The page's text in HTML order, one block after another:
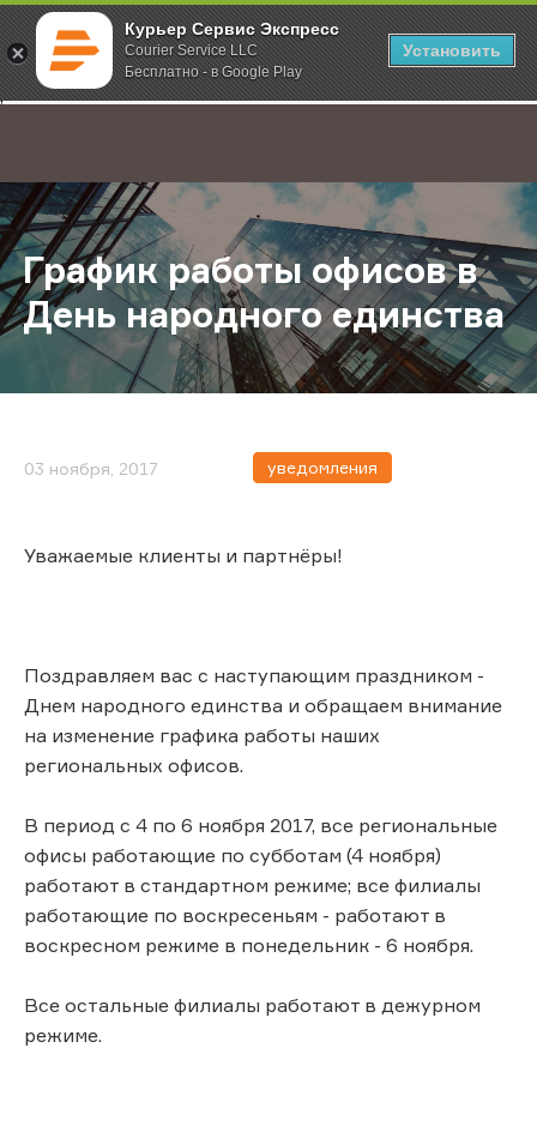
Курьер Сервис Экспресс
Courier Service LLC
Бесплатно - в Google Play
Установить
;
Главная О компании Новости График работы офисов в День
График работы офисов в
День народного единства
03 ноября, 2017 уведомления
Уважаемые клиенты и партнёры!
Поздравляем вас с наступающим праздником -
Днем народного единства и обращаем внимание
на изменение графика работы наших
региональных офисов.
В период с 4 по 6 ноября 2017, все региональные
офисы работающие по субботам (4 ноября)
работают в стандартном режиме; все филиалы
работающие по воскресеньям - работают в
воскресном режиме в понедельник - 6 ноября.
Все остальные филиалы работают в дежурном
режиме.